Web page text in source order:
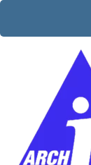
Aller
contenu